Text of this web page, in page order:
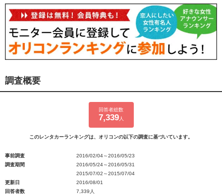
調査概要
回答者総数
7,339人
このレンタカーランキングは、オリコンの以下の調査に基づいています。
事前調査
2016/02/04～2016/05/23
調査期間
2016/05/24～2016/05/31
2015/07/02～2015/07/04
更新日
2016/08/01
回答者数
7,339人